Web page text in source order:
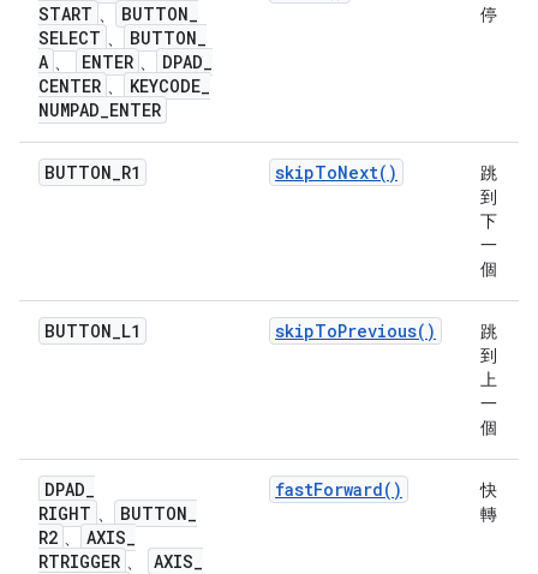
START 、 BUTTON_
SELECT 、 BUTTON_
A 、 ENTER 、 DPAD_
CENTER 、 KEYCODE_
NUMPAD_ENTER
停
BUTTON_R1 skipToNext()
跳
到
下
一
個
BUTTON_L1 skipToPrevious()
跳
到
上
一
個
DPAD_
RIGHT 、 BUTTON_
R2 、 AXIS_
RTRIGGER 、 AXIS_
fastForward()
快
轉